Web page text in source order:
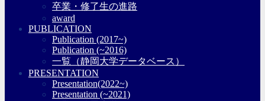
卒業・修了生の進路
award
PUBLICATION
Publication (2017~)
Publication (~2016)
一覧（静岡大学データベース）
PRESENTATION
Presentation(2022~)
Presentation (~2021)